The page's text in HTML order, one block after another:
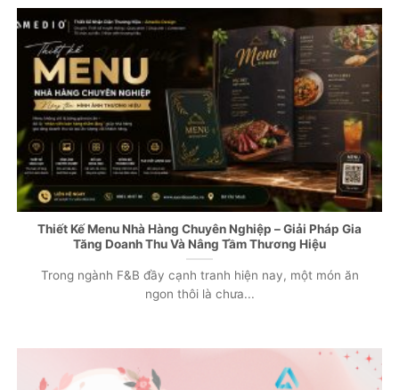
Thiết Kế Menu Nhà Hàng Chuyên Nghiệp – Giải Pháp Gia
Tăng Doanh Thu Và Nâng Tầm Thương Hiệu
Trong ngành F&B đầy cạnh tranh hiện nay, một món ăn
ngon thôi là chưa...